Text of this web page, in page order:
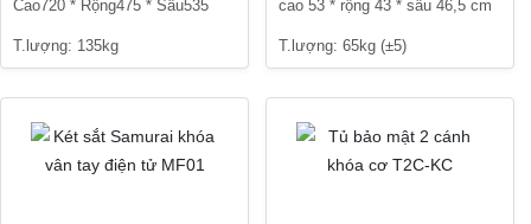
Cao720 * Rộng475 * Sâu535
T.lượng: 135kg
cao 53 * rộng 43 * sâu 46,5 cm
T.lượng: 65kg (±5)